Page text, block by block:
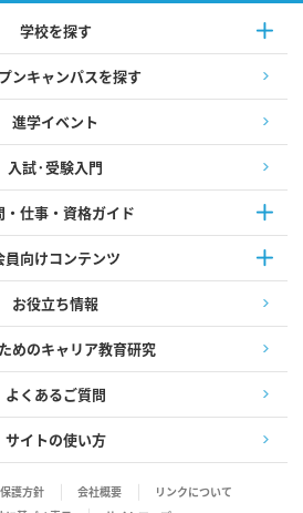
学校を探す
ンキャンパスを探す
進学イベント
入試·受験入門
・仕事・資格ガイド
員向けコンテンツ
お役立ち情報
めのキャリア教育研究
よくあるご質問
サイトの使い方
護方針 会社概要
リンクについて